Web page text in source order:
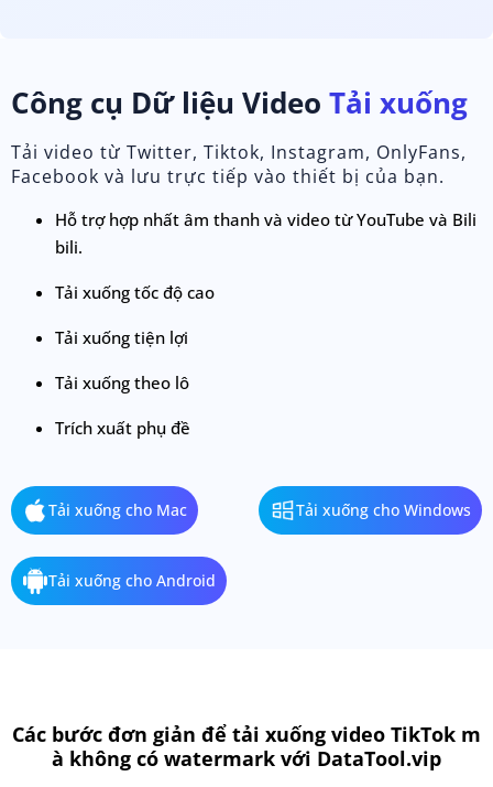
Công cụ Dữ liệu Video Tải xuống
Tải video từ Twitter, Tiktok, Instagram, OnlyFans,
Facebook và lưu trực tiếp vào thiết bị của bạn.
Hỗ trợ hợp nhất âm thanh và video từ YouTube và Bili
bili.
Tải xuống tốc độ cao
Tải xuống tiện lợi
Tải xuống theo lô
Trích xuất phụ đề
Tải xuống cho Mac Tải xuống cho Windows
Tải xuống cho Android
Các bước đơn giản để tải xuống video TikTok m
à không có watermark với DataTool.vip